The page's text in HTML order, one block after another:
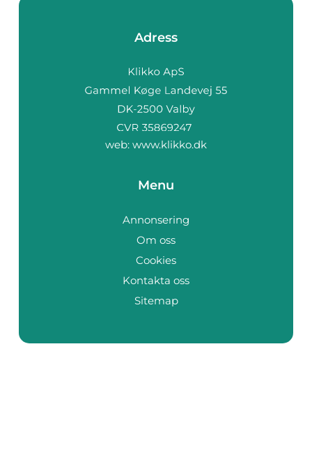
Adress
web: www.klikko.dk
Menu
Annonsering
Om oss
Cookies
Kontakta oss
Sitemap